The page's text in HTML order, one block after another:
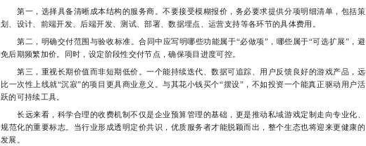
第一，选择具备清晰成本结构的服务商。不要接受模糊报价，务必要求提供分项明细清单，包括策
划、设计、前端开发、后端开发、测试、部署、数据埋点、运营支持等各环节的具体费用。
第二，明确交付范围与验收标准。合同中应写明哪些功能属于“必做项”，哪些属于“可选扩展”，避
免后期频繁加价。同时，设定阶段性交付节点，确保项目进度可控。
第三，重视长期价值而非短期低价。一个能持续迭代、数据可追踪、用户反馈良好的游戏产品，远
比一次性上线就“沉寂”的项目更具商业意义。与其花小钱买个“摆设”，不如投资一个能真正驱动用户活
跃的可持续工具。
长远来看，科学合理的收费机制不仅是企业预算管理的基础，更是推动私域游戏定制走向专业化、
规范化的重要标志。当行业形成透明定价共识，优质服务者才能脱颖而出，整个生态也将迎来更健康的
发展。